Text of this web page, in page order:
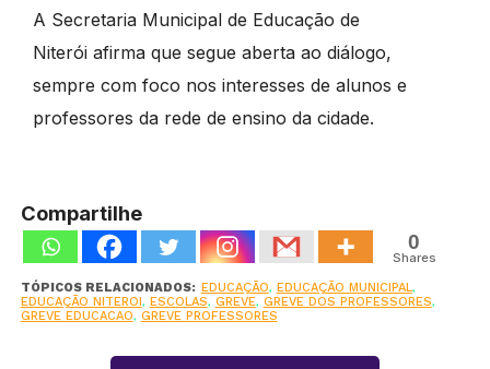
A Secretaria Municipal de Educação de
Niterói afirma que segue aberta ao diálogo,
sempre com foco nos interesses de alunos e
professores da rede de ensino da cidade.
Compartilhe
0
Shares
TÓPICOS RELACIONADOS: EDUCAÇÃO, EDUCAÇÃO MUNICIPAL,
EDUCAÇÃO NITEROI , ESCOLAS, GREVE, GREVE DOS PROFESSORES,
GREVE EDUCACAO, GREVE PROFESSORES